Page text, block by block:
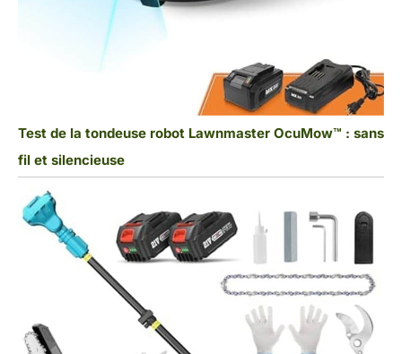
Test de la tondeuse robot Lawnmaster OcuMow™ : sans
fil et silencieuse